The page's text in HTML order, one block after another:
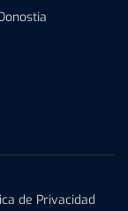
de Privacidad